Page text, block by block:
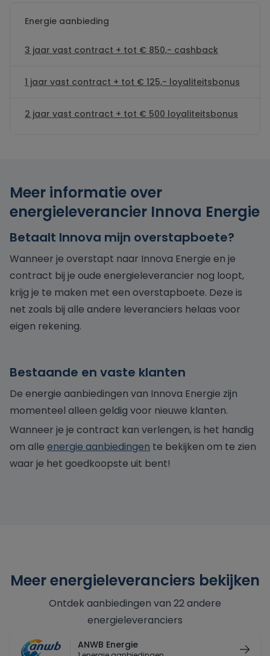
Energie aanbieding
3 jaar vast contract + tot € 850,- cashback
1 jaar vast contract + tot € 125,- loyaliteitsbonus
2 jaar vast contract + tot € 500 loyaliteitsbonus
Meer informatie over
energieleverancier Innova Energie
Betaalt Innova mijn overstapboete?
Wanneer je overstapt naar Innova Energie en je
contract bij je oude energieleverancier nog loopt,
krijg je te maken met een overstapboete. Deze is
net zoals bij alle andere leveranciers helaas voor
eigen rekening.
Bestaande en vaste klanten
De energie aanbiedingen van Innova Energie zijn
momenteel alleen geldig voor nieuwe klanten.
Wanneer je je contract kan verlengen, is het handig
om alle energie aanbiedingen te bekijken om te zien
waar je het goedkoopste uit bent!
Meer energieleveranciers bekijken
Ontdek aanbiedingen van 22 andere
energieleveranciers
ANWB Energie